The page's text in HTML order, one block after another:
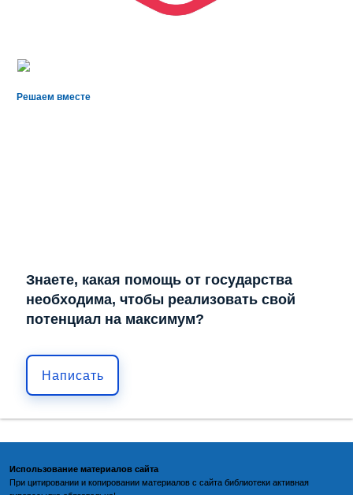
Решаем вместе
Знаете, какая помощь от государства
необходима, чтобы реализовать свой
потенциал на максимум?
Написать
Использование материалов сайта
При цитировании и копировании материалов с сайта библиотеки активная